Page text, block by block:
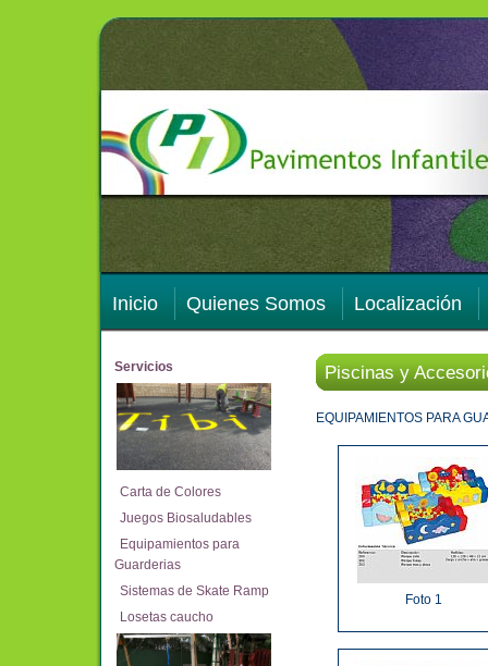
Inicio Quienes Somos Localización
Servicios
Carta de Colores
Juegos Biosaludables
Equipamientos para
Guarderias
Sistemas de Skate Ramp
Losetas caucho
Piscinas y
EQUIPAMIENTOS PARA
Foto 1